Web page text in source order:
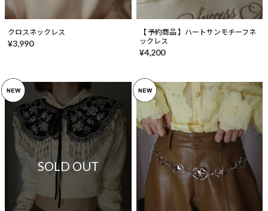
クロスネックレス
¥3,990
【 予約商品 】ハートサンモチーフネ
ックレス
¥4,200
SOLD OUT